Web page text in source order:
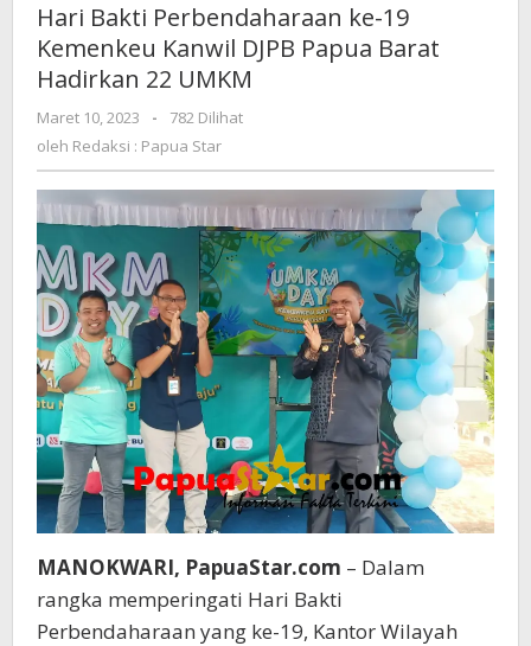
ke-
19
Barat
Hadirkan
22
UMKM
Hari Bakti Perbendaharaan ke-19
Kemenkeu Kanwil DJPB Papua Barat
Hadirkan 22 UMKM
Maret 10, 2023
oleh
Redaksi
Star
-
782 Dilihat
oleh Redaksi : Papua Star
MANOKWARI, PapuaStar.com – Dalam
rangka memperingati Hari Bakti
Perbendaharaan yang ke-19, Kantor Wilayah